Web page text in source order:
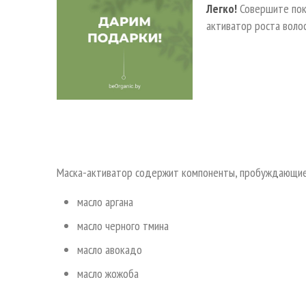
Легко!Совершите
активатор роста
Маска-активатор содержит компоненты,
масло аргана
масло черного тмина
масло авокадо
масло жожоба